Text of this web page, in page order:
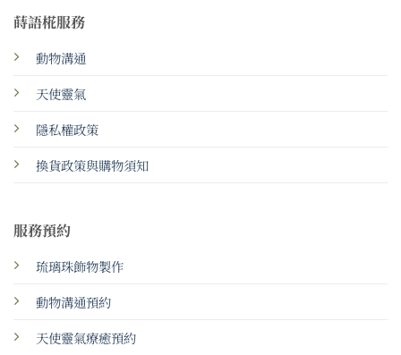
蒔語椛服務
動物溝通
天使靈氣
隱私權政策
換貨政策與購物須知
服務預約
琉璃珠飾物製作
動物溝通預約
天使靈氣療癒預約